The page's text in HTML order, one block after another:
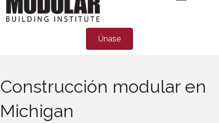
Únase
Construcción modular en
Michigan